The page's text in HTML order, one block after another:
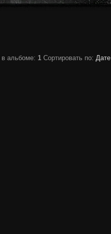
альбоме: 1 Сортировать по: Дате